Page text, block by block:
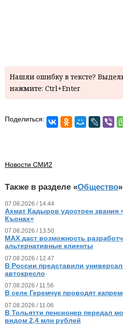
Нашли ошибку в тексте?
нажмите: Ctrl+Enter
Поделиться:
Новости СМИ2
Также в разделе «Общество
07.08.2026 / 14.44
Ахмат Кадыров удостоен звания
Къонах»
07.08.2026 / 13.50
MAX даст возможность
альтернативные клиенты
07.08.2026 / 12.47
В России представили
автокресло
07.08.2026 / 11.56
В селе Геремчук проводят
07.08.2026 / 11.06
В Тольятти пенсионер передал
видом 2,4 млн рублей